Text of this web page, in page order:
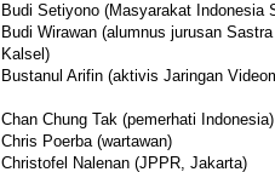
Budi Setiyono (Masyarakat Indonesia
Budi Wirawan (alumnus jurusan
Kalsel)
Bustanul Arifin (aktivis Jaringan
Chan Chung Tak (pemerhati Indonesia)
Chris Poerba (wartawan)
Christofel Nalenan (JPPR, Jakarta)